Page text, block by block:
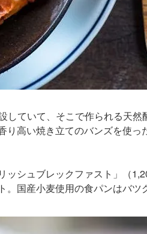
していて、そこで作られる天
り高い焼き立てのバンズを使
ッシュブレックファスト」（
国産小麦使用の食パンはバツ